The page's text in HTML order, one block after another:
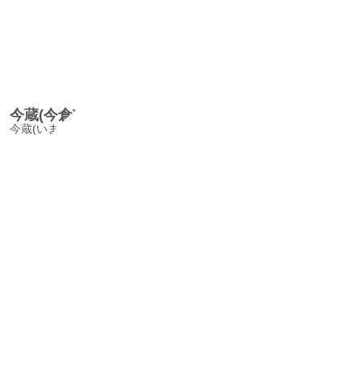
今蔵(今倉)小路/ImakuraShojiAlley
今蔵(いまくら)小路は江戸時代の豪商に因んだ細長い路地だ。